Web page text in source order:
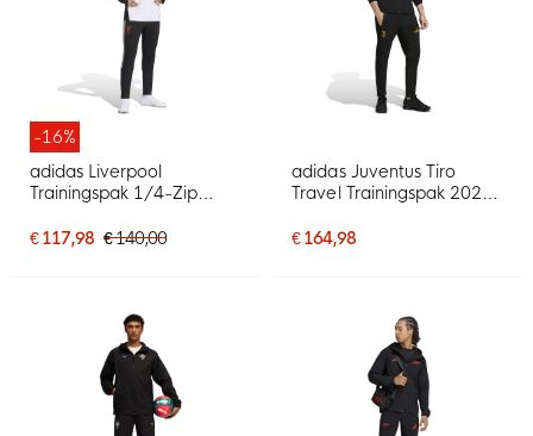
-16%
adidas Liverpool
Trainingspak 1/4-Zip
Rood
€ 117,98 € 140,00
adidas Juventus Tiro
Travel Trainingspak 2026-
€ 164,98